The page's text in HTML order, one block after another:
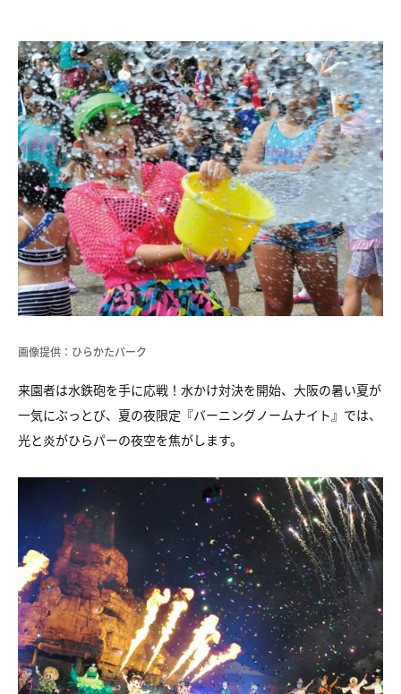
画像提供：ひらかたパーク
来園者は水鉄砲を手に応戦！水かけ対決を開始、大阪の暑い夏が
一気にぶっとび、夏の夜限定『バーニングノームナイト』では、
光と炎がひらパーの夜空を焦がします。